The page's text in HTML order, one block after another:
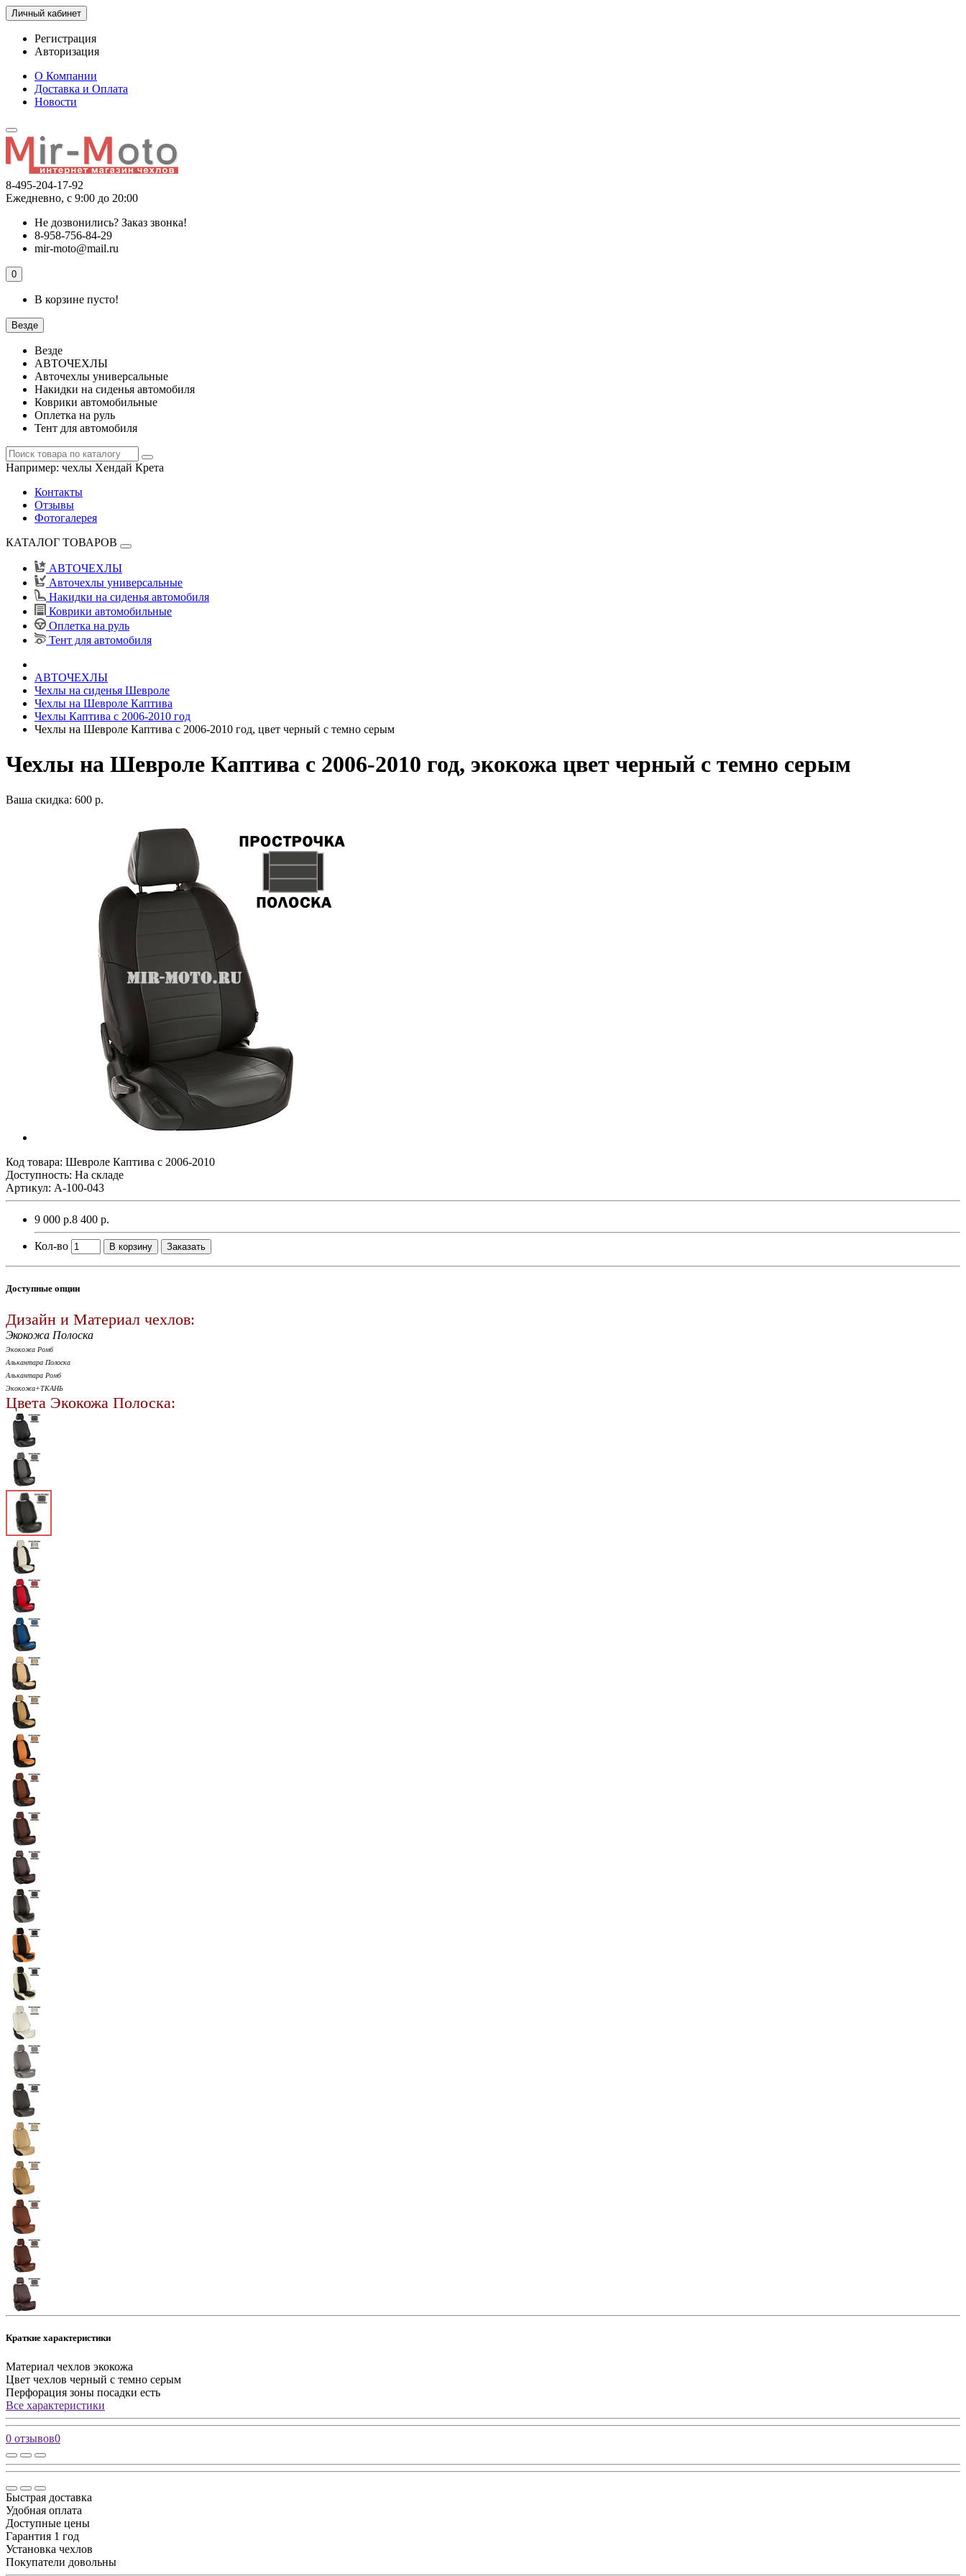
Личный кабинет
Регистрация
Авторизация
О Компании
Доставка и Оплата
Новости
8-495-204-17-92
Ежедневно, с 9:00 до 20:00
Не дозвонились? Заказ звонка!
8-958-756-84-29
mir-moto@mail.ru
0
В корзине пусто!
Везде
Везде
АВТОЧЕХЛЫ
Авточехлы универсальные
Накидки на сиденья автомобиля
Коврики автомобильные
Оплетка на руль
Тент для автомобиля
Например: чехлы Хендай Крета
Контакты
Отзывы
Фотогалерея
КАТАЛОГ ТОВАРОВ
АВТОЧЕХЛЫ
Авточехлы универсальные
Накидки на сиденья автомобиля
Коврики автомобильные
Оплетка на руль
Тент для автомобиля
АВТОЧЕХЛЫ
Чехлы на сиденья Шевроле
Чехлы на Шевроле Каптива
Чехлы Каптива с 2006-2010 год
Чехлы на Шевроле Каптива с 2006-2010 год, цвет черный с темно серым
Чехлы на Шевроле Каптива с 2006-2010 год, экокожа цвет черный с темно серым
Ваша скидка: 600 р.
Код товара: Шевроле Каптива с 2006-2010
Доступность: На складе
Артикул: A-100-043
9 000 р.8 400 р.
Кол-во В корзину Заказать
Доступные опции
Дизайн и Материал чехлов:
Экокожа Полоска
Экокожа Ромб
Алькантара Полоска
Алькантара Ромб
Экокожа+ТКАНЬ
Цвета Экокожа Полоска:
Краткие характеристики
Материал чехлов экокожа
Цвет чехлов черный с темно серым
Перфорация зоны посадки есть
Все характеристики
0 отзывов0
Быстрая доставка
Удобная оплата
Доступные цены
Гарантия 1 год
Установка чехлов
Покупатели довольны